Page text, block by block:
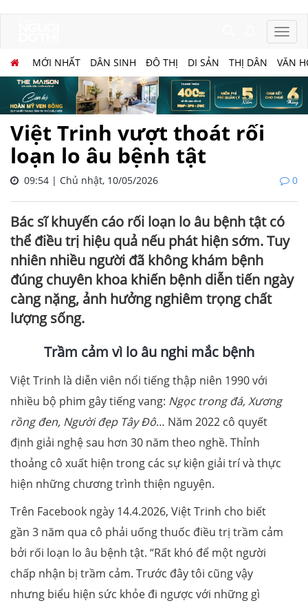
MỚI NHẤT DÂN SINH ĐÔ THỊ DI SẢN THỊ DÂN VĂN
Việt Trinh vượt thoát rối
loạn lo âu bệnh tật
09:54 | Chủ nhật, 10/05/2026 0
Bác sĩ khuyến cáo rối loạn lo âu bệnh tật có
thể điều trị hiệu quả nếu phát hiện sớm. Tuy
nhiên nhiều người đã không khám bệnh
đúng chuyên khoa khiến bệnh diễn tiến ngày
càng nặng, ảnh hưởng nghiêm trọng chất
lượng sống.
Trầm cảm vì lo âu nghi mắc bệnh
Việt Trinh là diễn viên nổi tiếng thập niên 1990 với
nhiều bộ phim gây tiếng vang: Ngọc trong đá, Xương
rồng đen, Người đẹp Tây Đô… Năm 2022 cô quyết
định giải nghệ sau hơn 30 năm theo nghề. Thỉnh
thoảng cô xuất hiện trong các sự kiện giải trí và thực
hiện những chương trình thiện nguyện.
Trên Facebook ngày 14.4.2026, Việt Trinh cho biết
gần 3 năm qua cô phải uống thuốc điều trị trầm cảm
bởi rối loạn lo âu bệnh tật. “Rất khó để một người
chấp nhận bị trầm cảm. Trước đây tôi cũng vậy
nhưng biểu hiện sức khỏe đi ngược với những gì